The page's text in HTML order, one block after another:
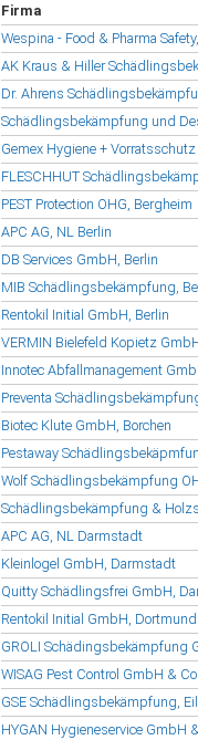
Firma
Wespina - Food & Pharma
AK Kraus & Hiller
Dr. Ahrens
Schädlingsbekämpfung und
Gemex Hygiene +
FLESCHHUT
PEST Protection OHG, Bergheim
APC AG, NL Berlin
DB Services GmbH, Berlin
MIB Schädlingsbekämpfung,
Rentokil Initial GmbH, Berlin
VERMIN Bielefeld Kopietz
Innotec Abfallmanagement
Preventa
Biotec Klute GmbH, Borchen
Pestaway
Wolf Schädlingsbekämpfung
Schädlingsbekämpfung &
APC AG, NL Darmstadt
Kleinlogel GmbH, Darmstadt
Quitty Schädlingsfrei GmbH,
Rentokil Initial GmbH, Dortmund
GROLI Schädingsbekämpfung
WISAG Pest Control GmbH &
GSE Schädlingsbekämpfung,
HYGAN Hygieneservice GmbH